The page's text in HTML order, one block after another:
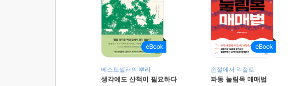
베스트셀러의 뿌리
생각에도 산책이 필요하다
손절에서 익절로
파동 눌림목 매매법